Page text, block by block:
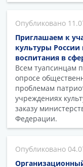
Приглашаем к
культуры России
воспитания в
Всем туапсинцам
опросе
проблемам
учреждениях
заказу
Федерации.